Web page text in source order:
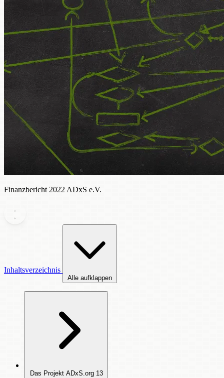
Finanzbericht 2022 ADxS e.V.
Inhaltsverzeichnis
Alle aufklappen
Das Projekt ADxS.org 13